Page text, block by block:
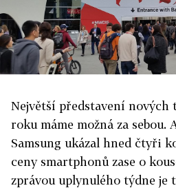
Největší představení nových
roku máme možná za sebou.
Samsung ukázal hned čtyři
ceny smartphonů zase o
zprávou uplynulého týdne je